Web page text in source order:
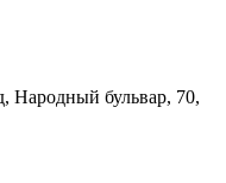
Народный бульвар, 70,